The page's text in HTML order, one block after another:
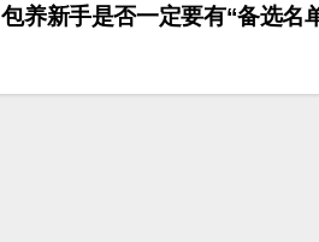
包养新手是否一定要有“备选名